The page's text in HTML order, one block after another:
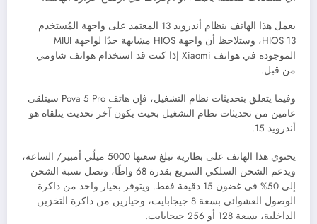
يعمل هذا الهاتف بنظام أندرويد 13 المعتمد على واجهة المُستخدم
HIOS 13، وستلاحظ أن واجهة HIOS مشابهة جدًا لواجهة MIUI
الموجودة في هواتف Xiaomi إذا كنت قد استخدام هواتف شاومي
من قبل.
وفيما يتعلق بتحديثات نظام التشغيل، فإن هاتف Pova 5 Pro سيتلقى
عامين من تحديثات نظام التشغيل بحيث يكون آخر تحديث يتلقاه هو
أندرويد 15.
يحتوي هذا الهاتف على بطارية تبلغ سعتها 5000 ميلّي أمبير/ الساعة،
ويدعم الشحن السلكي السريع بقدرة 68 واطًا، وتصل نسبة الشحن
إلى 50% في غضون 15 دقيقة فقط.
ويتوفر بخيار واحد من ذاكرة
الوصول العشوائي بسعة 8 جيجابايت، وخيارين من ذاكرة التخزين
الداخلية، بسعة 128 أو 256 جيجابايت.